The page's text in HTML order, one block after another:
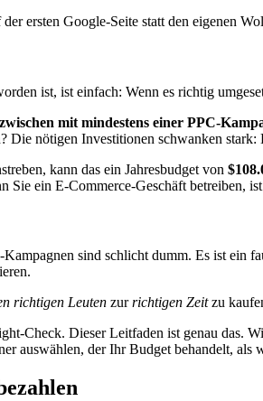
ersten Google-Seite statt den eigenen
ist, ist einfach: Wenn es richtig
mit mindestens einer PPC-
Die nötigen Investitionen schwanken
kann das ein Jahresbudget von
ein E-Commerce-Geschäft betreiben,
sind schlicht dumm. Es ist
richtigen Leuten zurrichtigen Zeitzu
Check. Dieser Leitfaden ist genau das.
auswählen, der Ihr Budget behandelt, als